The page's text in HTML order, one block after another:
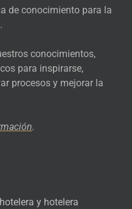
de conocimiento para la
conocimientos,
para inspirarse,
procesos y mejorar la
.
y hotelera